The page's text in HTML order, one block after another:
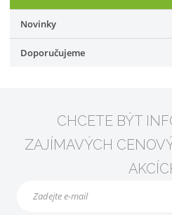
Novinky
Doporučujeme
CHCETE BÝT
ZAJÍMAVÝCH